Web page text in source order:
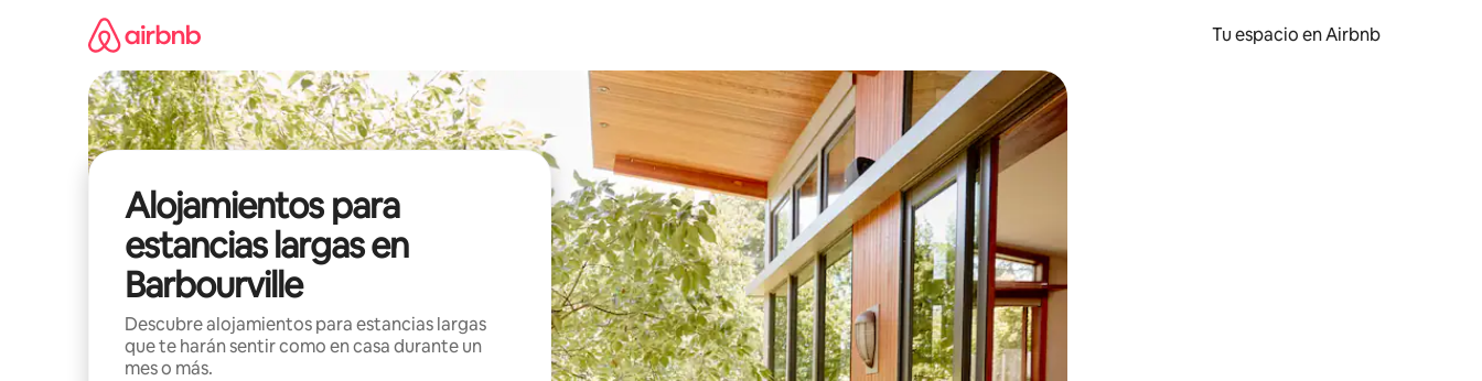
Tu espacio en Airbnb
Alojamientos para
estancias largas en
Barbourville
Descubre alojamientos para estancias largas
que te harán sentir como en casa durante un
mes o más.